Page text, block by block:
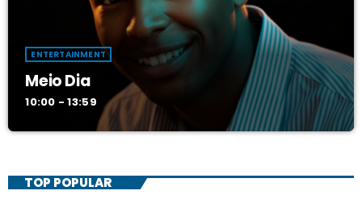
ENTERTAINMENT
Meio Dia
10:00 - 13:59
TOP POPULAR